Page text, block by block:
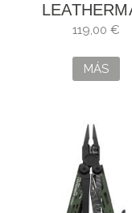
SKELETOOL
119,00 €
MÁS